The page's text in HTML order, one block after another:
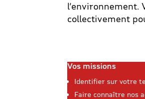
l’environnement.
collectivement
Vos missions
Identifier sur votre
Faire connaître nos